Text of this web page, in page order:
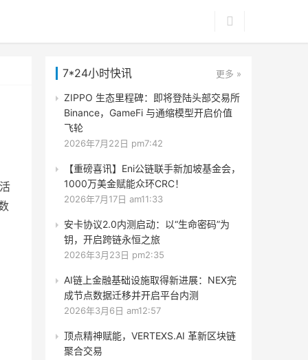
7*24小时快讯 更多 »
ZIPPO 生态里程碑：即将登陆头部交易所
Binance，GameFi 与通缩模型开启价值
飞轮
2026年7月22日 pm7:42
【重磅喜讯】Eni公链联手新加坡基金会，
1000万美金赋能众环CRC！
2026年7月17日 am11:33
安卡协议2.0内测启动：以“生命密码”为
钥，开启跨链永恒之旅
2026年3月23日 pm2:35
AI链上金融基础设施取得新进展：NEX完
成节点数据迁移并开启平台内测
2026年3月6日 am12:57
顶点精神赋能，VERTEXS.AI 革新区块链
聚合交易